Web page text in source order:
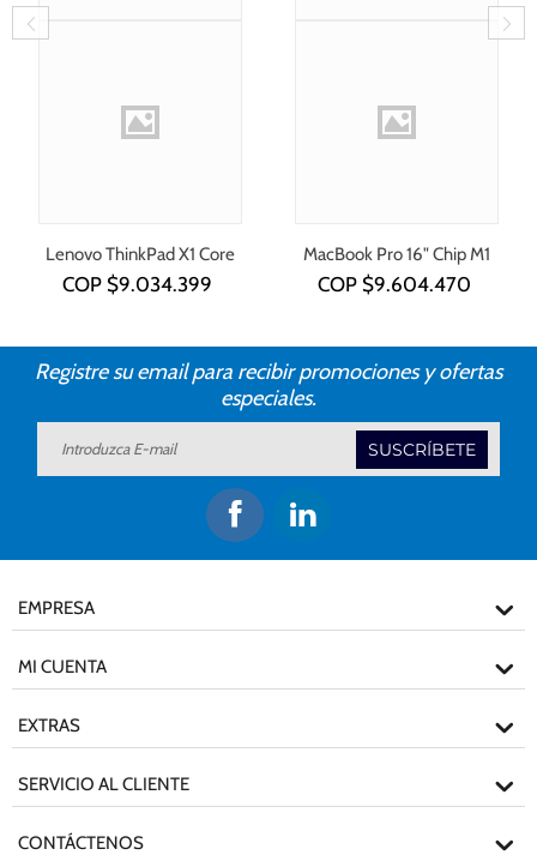
Lenovo ThinkPad X1 Core
i7-1355U
COP $9.034.399
MacBook Pro 16" Chip M1
COP $9.604.470
Registre su email para recibir promociones y ofertas
especiales.
SUSCRÍBETE
EMPRESA
MI CUENTA
EXTRAS
SERVICIO AL CLIENTE
CONTÁCTENOS